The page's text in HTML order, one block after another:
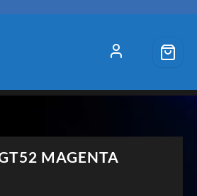
MAGENTA